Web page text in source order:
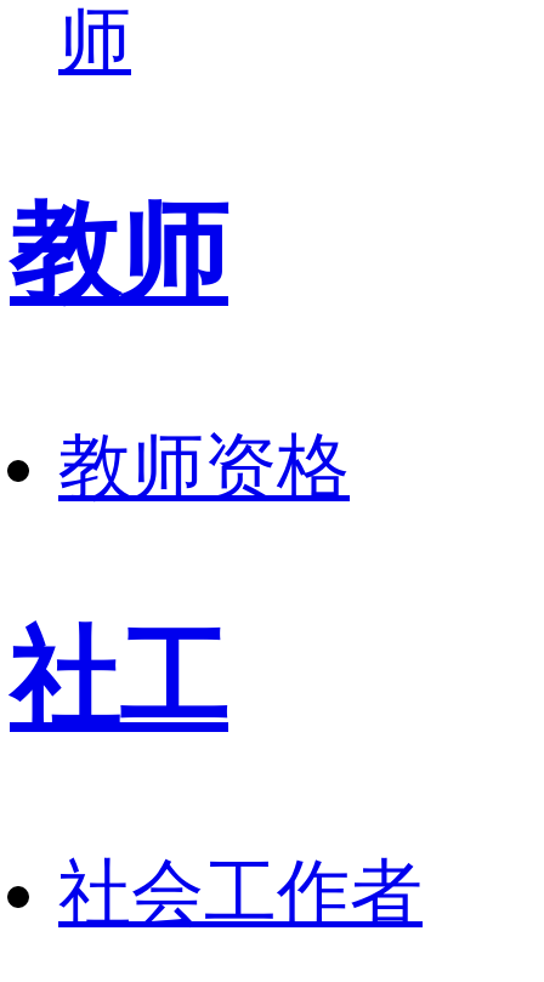
师
教师
教师资格
社工
社会工作者